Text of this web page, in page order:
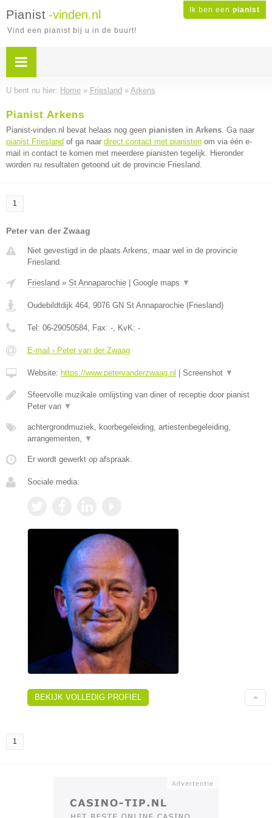
Ik ben een pianist
Pianist -vinden.nl
Vind een pianist bij u in de buurt!
U bent nu hier: Home » Friesland » Arkens
Pianist Arkens
Pianist-vinden.nl bevat helaas nog geen pianisten in Arkens. Ga naar
pianist Friesland of ga naar direct contact met pianisten om via één e-
mail in contact te komen met meerdere pianisten tegelijk. Hieronder
worden nu resultaten getoond uit de provincie Friesland.
1
Peter van der Zwaag
Niet gevestigd in de plaats Arkens, maar wel in de provincie
Friesland.
Friesland » St Annaparochie Google maps ▼
Oudebildtdijk 464, 9076 GN St Annaparochie (Friesland)
Tel: 06-29050584, Fax: -, KvK: -
E-mail › Peter van der Zwaag
Website: https://www.petervanderzwaag.nl Screenshot ▼
Sfeervolle muzikale omlijsting van diner of receptie door pianist
Peter van ▼
achtergrondmuziek, koorbegeleiding, artiestenbegeleiding,
arrangementen, ▼
Er wordt gewerkt op afspraak.
Sociale media:
BEKIJK VOLLEDIG PROFIEL
1